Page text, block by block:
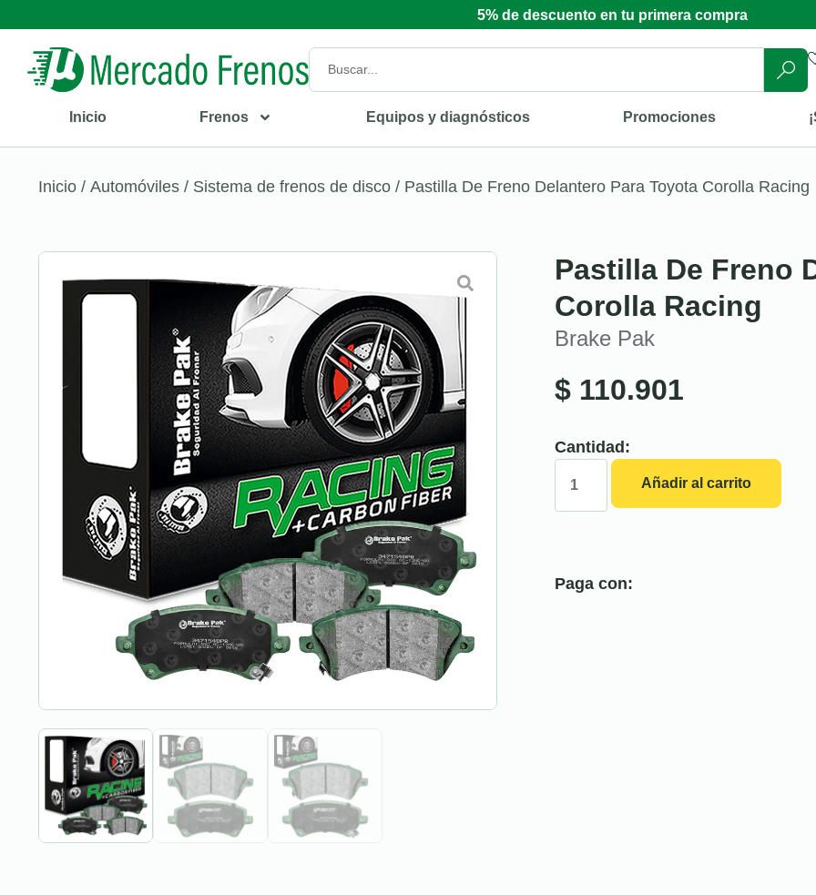
5% de descuento en tu primera compra
Inicio Frenos Equipos y diagnósticos Promociones
Inicio / Automóviles / Sistema de frenos de disco / Pastilla De Freno Delantero Para Toyota Corolla Racing
Pastilla De Freno
Corolla Racing
Brake Pak
$ 110.901
Cantidad:
Añadir al carrito
Paga con: